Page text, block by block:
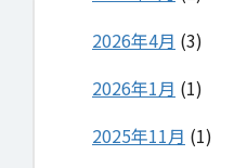
2026年4月 (3)
2026年1月 (1)
2025年11月 (1)